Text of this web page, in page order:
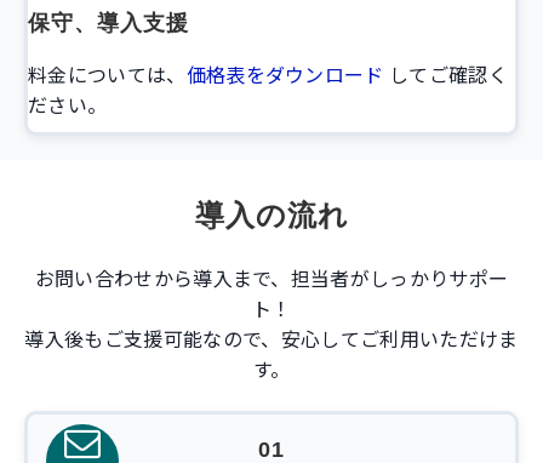
保守、導入支援
料金については、 価格表をダウンロード してご確認く
ださい。
導入の流れ
お問い合わせから導入まで、担当者がしっかりサポー
ト！
導入後もご支援可能なので、安心してご利用いただけま
す。
01